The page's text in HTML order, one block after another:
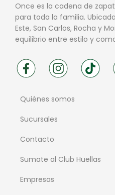
Once es la cadena de
para toda la familia.
Este, San Carlos, Rocha y
equilibrio entre estilo y
Quiénes somos
Sucursales
Contacto
Sumate al Club Huellas
Empresas